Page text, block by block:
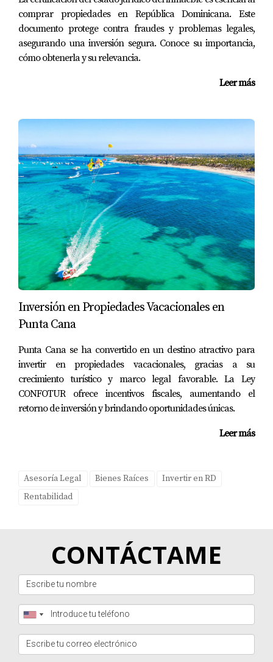
comprar propiedades en República Dominicana. Este
documento protege contra fraudes y problemas legales,
asegurando una inversión segura. Conoce su importancia,
cómo obtenerla y su relevancia.
Leer más
Inversión en Propiedades Vacacionales en
Punta Cana
Punta Cana se ha convertido en un destino atractivo para
invertir en propiedades vacacionales, gracias a su
crecimiento turístico y marco legal favorable. La Ley
CONFOTUR ofrece incentivos fiscales, aumentando el
retorno de inversión y brindando oportunidades únicas.
Leer más
Asesoría Legal Bienes Raíces
Invertir en RD
Rentabilidad
CONTÁCTAME